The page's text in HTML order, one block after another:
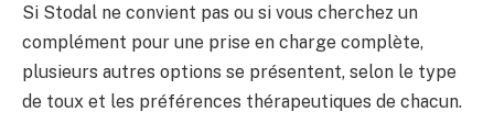
Si Stodal ne convient pas ou si vous cherchez un
complément pour une prise en charge complète,
plusieurs autres options se présentent, selon le type
de toux et les préférences thérapeutiques de chacun.